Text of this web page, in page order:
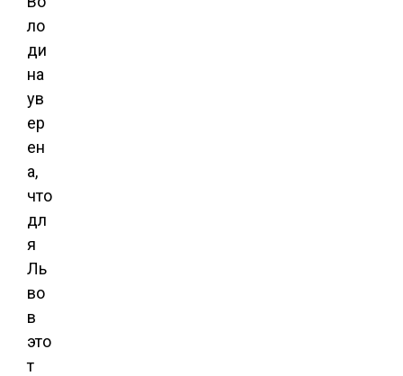
ло
ди
на
ув
ер
ен
а,
что
дл
я
Ль
во
в
это
т